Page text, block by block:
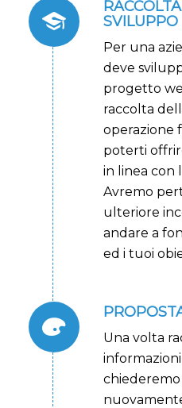
SVILUPPO
Per una
deve
progetto
raccolta
operazione
poterti
in linea con
Avremo
ulteriore
andare a
ed i tuoi
Una volta